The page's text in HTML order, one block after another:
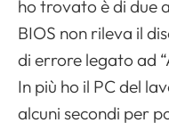
ho trovato è di due
BIOS non rileva il
di errore legato ad
In più ho il PC del
alcuni secondi per